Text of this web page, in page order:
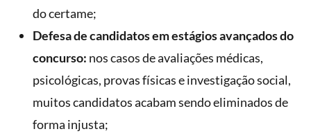
do certame;
Defesa de candidatos em estágios avançados do
concurso: nos casos de avaliações médicas,
psicológicas, provas físicas e investigação social,
muitos candidatos acabam sendo eliminados de
forma injusta;